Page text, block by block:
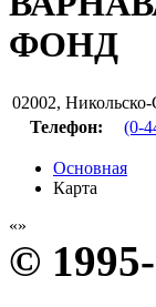
ФОНД
02002, Никольско-
Телефон:
(0-
Основная
Карта
©